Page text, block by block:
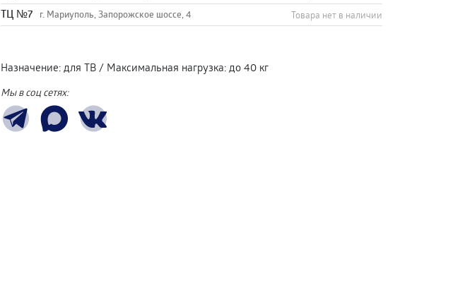
ТЦ №7 г. Мариуполь, Запорожское шоссе, 4 Товара нет в наличии
Назначение: для ТВ / Максимальная нагрузка: до 40 кг
Мы в соц сетях: